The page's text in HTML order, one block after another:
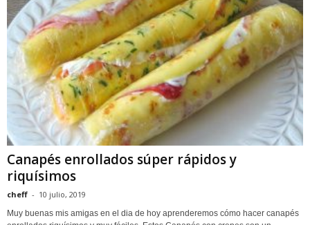
Canapés enrollados súper rápidos y
riquísimos
cheff - 10 julio, 2019
Muy buenas mis amigas en el dia de hoy aprenderemos cómo hacer canapés